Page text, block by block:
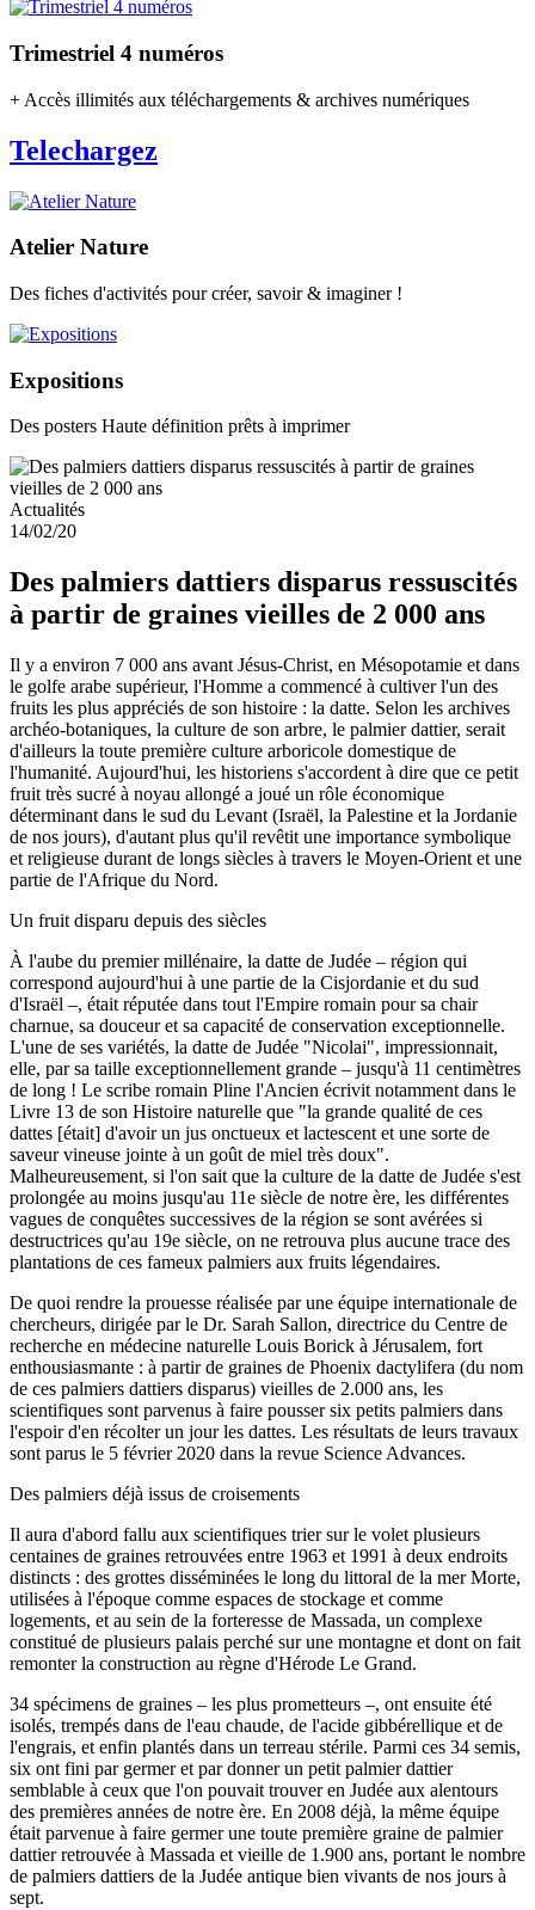
Trimestriel 4 numéros
+ Accès illimités aux téléchargements & archives numériques
Telechargez
Atelier Nature
Des fiches d'activités pour créer, savoir & imaginer !
Expositions
Des posters Haute définition prêts à imprimer
Actualités
14/02/20
Des palmiers dattiers disparus ressuscités
à partir de graines vieilles de 2 000 ans
Il y a environ 7 000 ans avant Jésus-Christ, en Mésopotamie et dans
le golfe arabe supérieur, l'Homme a commencé à cultiver l'un des
fruits les plus appréciés de son histoire : la datte. Selon les archives
archéo-botaniques, la culture de son arbre, le palmier dattier, serait
d'ailleurs la toute première culture arboricole domestique de
l'humanité. Aujourd'hui, les historiens s'accordent à dire que ce petit
fruit très sucré à noyau allongé a joué un rôle économique
déterminant dans le sud du Levant (Israël, la Palestine et la Jordanie
de nos jours), d'autant plus qu'il revêtit une importance symbolique
et religieuse durant de longs siècles à travers le Moyen-Orient et une
partie de l'Afrique du Nord.
Un fruit disparu depuis des siècles
À l'aube du premier millénaire, la datte de Judée – région qui
correspond aujourd'hui à une partie de la Cisjordanie et du sud
d'Israël –, était réputée dans tout l'Empire romain pour sa chair
charnue, sa douceur et sa capacité de conservation exceptionnelle.
L'une de ses variétés, la datte de Judée "Nicolai", impressionnait,
elle, par sa taille exceptionnellement grande – jusqu'à 11 centimètres
de long ! Le scribe romain Pline l'Ancien écrivit notamment dans le
Livre 13 de son Histoire naturelle que "la grande qualité de ces
dattes [était] d'avoir un jus onctueux et lactescent et une sorte de
saveur vineuse jointe à un goût de miel très doux".
Malheureusement, si l'on sait que la culture de la datte de Judée s'est
prolongée au moins jusqu'au 11e siècle de notre ère, les différentes
vagues de conquêtes successives de la région se sont avérées si
destructrices qu'au 19e siècle, on ne retrouva plus aucune trace des
plantations de ces fameux palmiers aux fruits légendaires.
De quoi rendre la prouesse réalisée par une équipe internationale de
chercheurs, dirigée par le Dr. Sarah Sallon, directrice du Centre de
recherche en médecine naturelle Louis Borick à Jérusalem, fort
enthousiasmante : à partir de graines de Phoenix dactylifera (du nom
de ces palmiers dattiers disparus) vieilles de 2.000 ans, les
scientifiques sont parvenus à faire pousser six petits palmiers dans
l'espoir d'en récolter un jour les dattes. Les résultats de leurs travaux
sont parus le 5 février 2020 dans la revue Science Advances.
Des palmiers déjà issus de croisements
Il aura d'abord fallu aux scientifiques trier sur le volet plusieurs
centaines de graines retrouvées entre 1963 et 1991 à deux endroits
distincts : des grottes disséminées le long du littoral de la mer Morte,
utilisées à l'époque comme espaces de stockage et comme
logements, et au sein de la forteresse de Massada, un complexe
constitué de plusieurs palais perché sur une montagne et dont on fait
remonter la construction au règne d'Hérode Le Grand.
34 spécimens de graines – les plus prometteurs –, ont ensuite été
isolés, trempés dans de l'eau chaude, de l'acide gibbérellique et de
l'engrais, et enfin plantés dans un terreau stérile. Parmi ces 34 semis,
six ont fini par germer et par donner un petit palmier dattier
semblable à ceux que l'on pouvait trouver en Judée aux alentours
des premières années de notre ère. En 2008 déjà, la même équipe
était parvenue à faire germer une toute première graine de palmier
dattier retrouvée à Massada et vieille de 1.900 ans, portant le nombre
de palmiers dattiers de la Judée antique bien vivants de nos jours à
sept.